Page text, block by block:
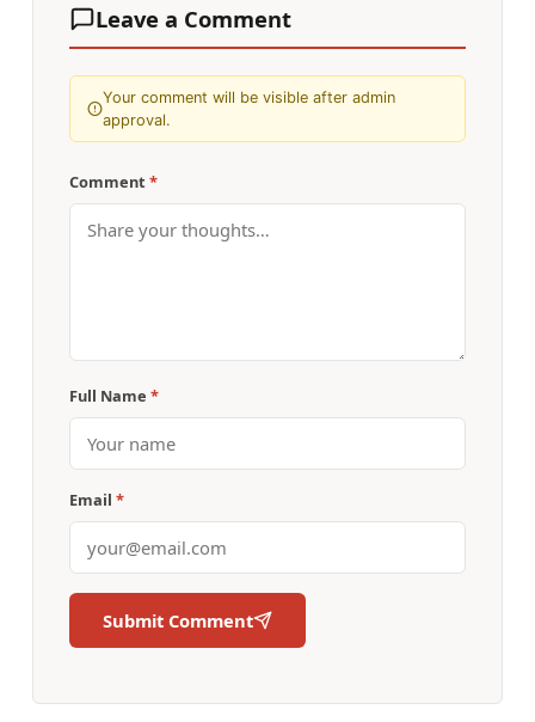
Leave a Comment
Your comment will be visible after admin
approval.
Comment *
Full Name *
Email *
Submit Comment